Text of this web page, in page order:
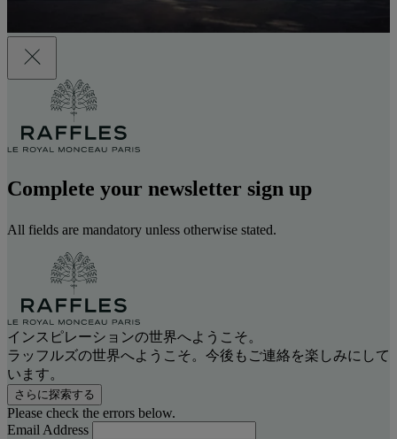
Complete your newsletter sign up
All fields are mandatory unless otherwise stated.
インスピレーションの世界へようこそ。
ラッフルズの世界へようこそ。今後もご連絡を楽しみにして
います。
さらに探索する
Please check the errors below.
Email Address